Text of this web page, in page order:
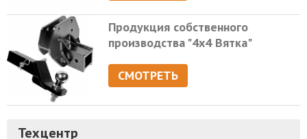
Продукция собственного
производства "4х4 Вятка"
СМОТРЕТЬ
Техцентр